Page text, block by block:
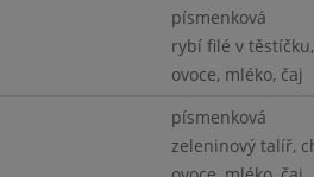
písmenková
rybí filé v
ovoce, mléko, čaj
písmenková
zeleninový talíř,